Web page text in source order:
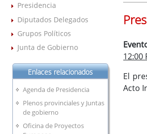
Presidencia
Diputados Delegados
Grupos Políticos
Junta de Gobierno
Enlaces relacionados
Agenda de Presidencia
Plenos provinciales y Juntas
de gobierno
Oficina de Proyectos
12:00
El
Acto